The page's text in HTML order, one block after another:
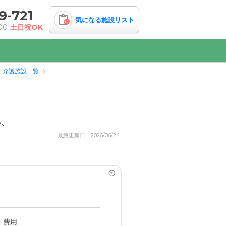
721
土日祝OK
0 気になる施設リスト
介護施設一覧
最終更新日：2026/06/24
?
費用